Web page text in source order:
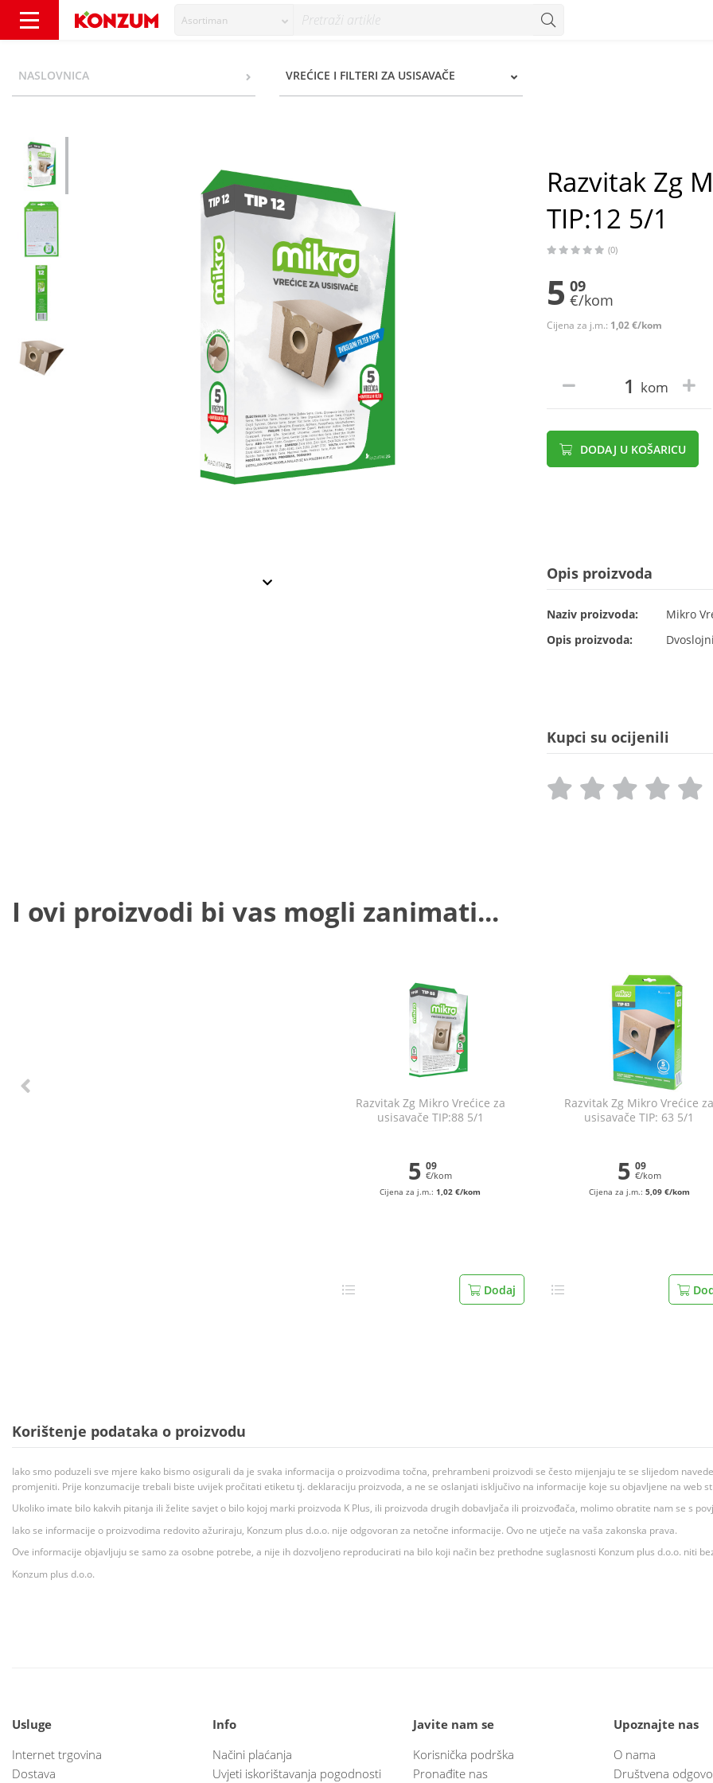
Asortiman
NASLOVNICA VREĆICE I FILTERI ZA USISAVAČE
Razvitak Zg
TIP:12 5/1
(0)
5 09
€/kom
Cijena za j.m.: 1,02 €/kom
kom
DODAJ U KOŠARICU
Opis proizvoda
Naziv proizvoda:
Mikro
Opis proizvoda:
Kupci su ocijenili
I ovi proizvodi bi vas mogli zanimati...
Razvitak Zg Mikro Vrećice za
usisavače TIP:88 5/1
5 09
€/kom
Cijena za j.m.:1,02 €/kom
Dodaj
Razvitak Zg Mikro Vrećice
usisavače TIP: 63 5/1
5 09
€/kom
Cijena za j.m.: 5,09 €/kom
Korištenje podataka o proizvodu
Iako smo poduzeli sve mjere kako bismo osigurali da je svaka informacija o proizvodima točna, prehrambeni proizvodi se često mijenjaju te se slijedom
promjeniti. Prije konzumacije trebali biste uvijek pročitati etiketu tj. deklaraciju proizvoda, a ne se oslanjati isključivo na informacije koje su objavljene na web
Ukoliko imate bilo kakvih pitanja ili želite savjet o bilo kojoj marki proizvoda K Plus, ili proizvoda drugih dobavljača ili proizvođača, molimo obratite nam se s
Iako se informacije o proizvodima redovito ažuriraju, Konzum plus d.o.o. nije odgovoran za netočne informacije. Ovo ne utječe na vaša zakonska prava.
Ove informacije objavljuju se samo za osobne potrebe, a nije ih dozvoljeno reproducirati na bilo koji način bez prethodne suglasnosti Konzum plus d.o.o. niti
Konzum plus d.o.o.
Usluge
Internet trgovina
Dostava
Info
Načini plaćanja
Uvjeti iskorištavanja pogodnosti
Javite nam se
Korisnička podrška
Pronađite nas
Upoznajte nas
O nama
Društvena